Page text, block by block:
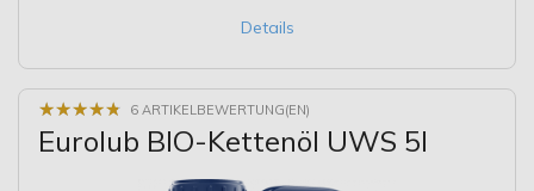
Details
★★★★★
★★★★★ 6 ARTIKELBEWERTUNG(EN)
Eurolub BIO-Kettenöl UWS 5l